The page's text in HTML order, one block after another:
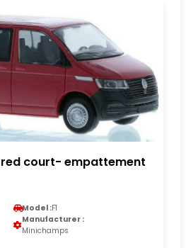
red court- empattement
Model :F1
Manufacturer :
Minichamps